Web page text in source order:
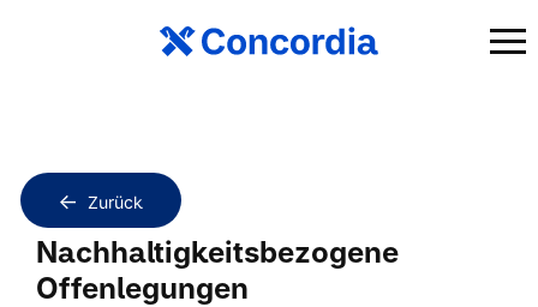
Zurück
Nachhaltigkeitsbezogene
Offenlegungen